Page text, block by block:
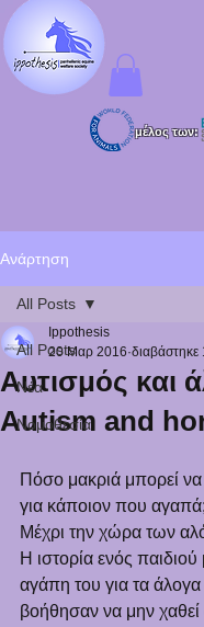
μέλος των:
Ανάρτηση
All Posts
Νέα
Νομοθεσία
All Posts
Αυτισμός και
Autism and
Ippothesis
20 Μαρ 2016 διαβάστηκε
Πόσο μακριά μπορεί να
για κάποιον που αγαπά;
Μέχρι την χώρα των
Η ιστορία ενός παιδιού
αγάπη του για τα
βοήθησαν να μην